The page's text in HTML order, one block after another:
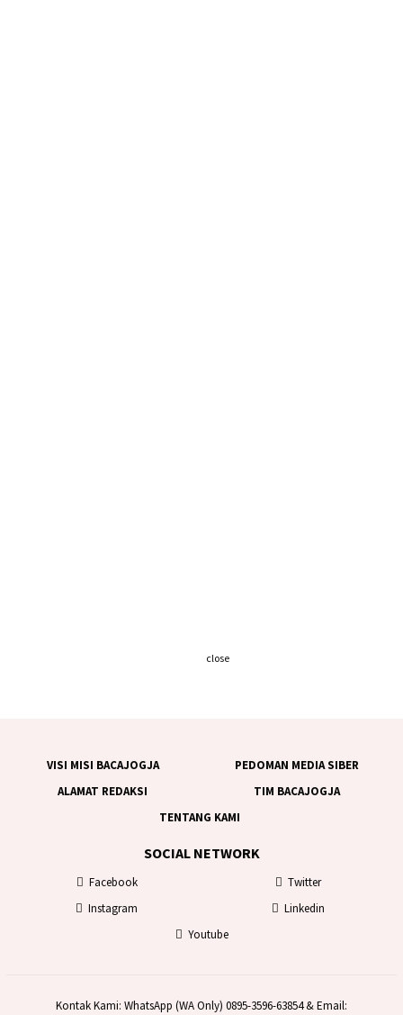
VISI MISI BACAJOGJA
PEDOMAN MEDIA SIBER
ALAMAT REDAKSI
TIM BACAJOGJA
TENTANG KAMI
SOCIAL NETWORK
Facebook
Twitter
Instagram
Linkedin
Youtube
Kontak Kami: WhatsApp (WA Only) 0895-3596-63854 & Email:
close